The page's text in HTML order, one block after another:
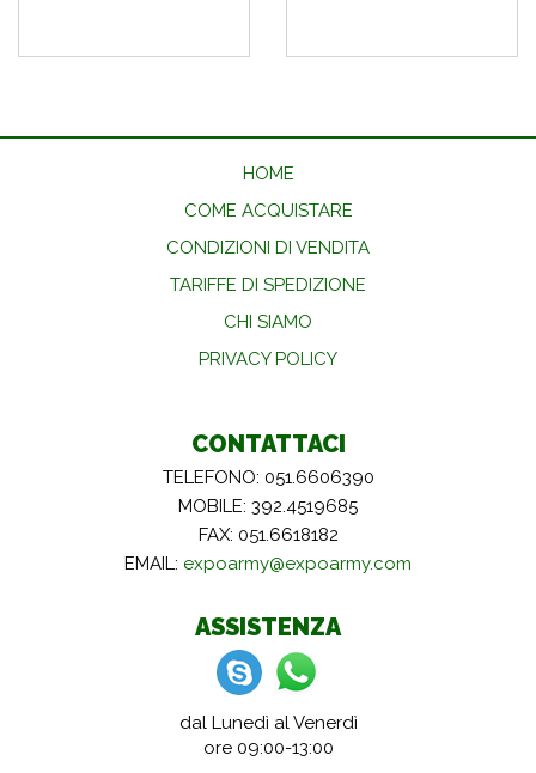
HOME
COME ACQUISTARE
CONDIZIONI DI VENDITA
TARIFFE DI SPEDIZIONE
CHI SIAMO
PRIVACY POLICY
CONTATTACI
TELEFONO: 051.6606390
MOBILE: 392.4519685
FAX: 051.6618182
EMAIL: expoarmy@expoarmy.com
ASSISTENZA
dal Lunedì al Venerdì
ore 09:00-13:00